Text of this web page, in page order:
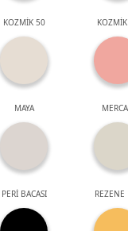
KOZMİK 50
MAYA
PERİ BACASI